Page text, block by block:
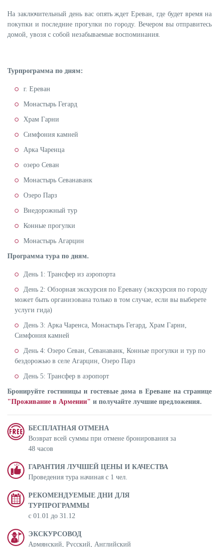
На заключительный день вас опять ждет Ереван, где будет время на
покупки и последние прогулки по городу. Вечером вы отправитесь
домой, увозя с собой незабываемые воспоминания.
Турпрограмма по дням:
г. Ереван
Монастырь Гегард
Храм Гарни
Симфония камней
Арка Чаренца
озеро Севан
Монастырь Севанаванк
Озеро Парз
Внедорожный тур
Конные прогулки
Монастырь Агарцин
Программа тура по дням.
День 1: Трансфер из аэропорта
День 2: Обзорная экскурсия по Еревану (экскурсия по городу
может быть организована только в том случае, если вы выберете
услуги гида)
День 3: Арка Чаренса, Монастырь Гегард, Храм Гарни,
Симфония камней
День 4: Озеро Севан, Севанаванк, Конные прогулки и тур по
бездорожью в селе Агарцин, Озеро Парз
День 5: Трансфер в аэропорт
Бронируйте гостиницы и гостевые дома в Ереване на странице
"Проживание в Армении" и получайте лучшие предложения.
БЕСПЛАТНАЯ ОТМЕНА
Возврат всей суммы при отмене бронирования за
48 часов
ГАРАНТИЯ ЛУЧШЕЙ ЦЕНЫ И КАЧЕСТВА
Проведения тура начиная с 1 чел.
РЕКОМЕНДУЕМЫЕ ДНИ ДЛЯ
ТУРПРОГРАММЫ
с 01.01 до 31.12
ЭКСКУРСОВОД
Армянский, Русский, Английский